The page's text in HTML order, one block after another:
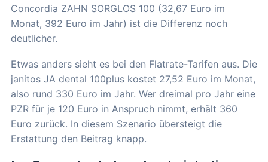
Concordia ZAHN SORGLOS 100 (32,67 Euro im
Monat, 392 Euro im Jahr) ist die Differenz noch
deutlicher.
Etwas anders sieht es bei den Flatrate-Tarifen aus. Die
janitos JA dental 100plus kostet 27,52 Euro im Monat,
also rund 330 Euro im Jahr. Wer dreimal pro Jahr eine
PZR für je 120 Euro in Anspruch nimmt, erhält 360
Euro zurück. In diesem Szenario übersteigt die
Erstattung den Beitrag knapp.